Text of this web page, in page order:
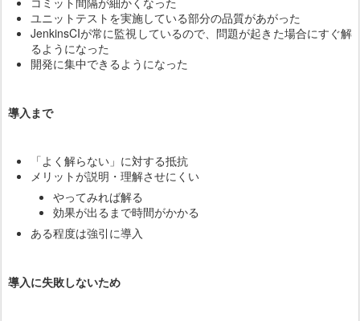
ユニットテストを実施している部分の品質があがった
JenkinsCIが常に監視しているので、問題が起きた場合にすぐ解
るようになった
開発に集中できるようになった
導入まで
「よく解らない」に対する抵抗
メリットが説明・理解させにくい
やってみれば解る
効果が出るまで時間がかかる
ある程度は強引に導入
導入に失敗しないため